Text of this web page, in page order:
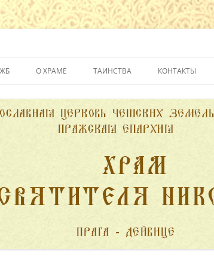
О ХРАМЕ
ДУХОВЕНСТВО
ТАИНСТВА
ВЕНЧАНИЕ
КОНТАКТЫ